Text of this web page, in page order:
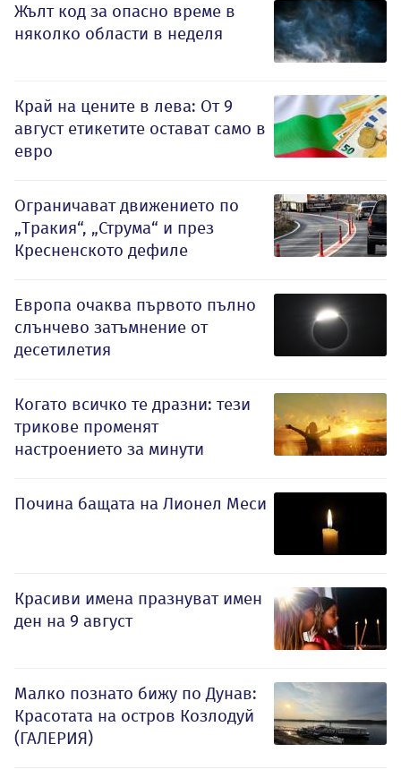
Жълт код за опасно време в
няколко области в неделя
Край на цените в лева: От 9
август етикетите остават само в
евро
Ограничават движението по
„Тракия“, „Струма“ и през
Кресненското дефиле
Европа очаква първото пълно
слънчево затъмнение от
десетилетия
Когато всичко те дразни: тези
трикове променят
настроението за минути
Почина бащата на Лионел Меси
Красиви имена празнуват имен
ден на 9 август
Малко познато бижу по Дунав:
Красотата на остров Козлодуй
(ГАЛЕРИЯ)